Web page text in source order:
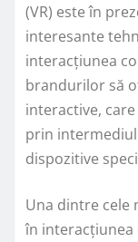
(VR) este în
interesante
interacțiunea
brandurilor să
interactive,
prin
dispozitive
Una dintre cele
în